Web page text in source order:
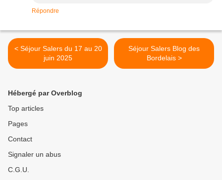
Répondre
< Séjour Salers du 17 au 20
juin 2025
Séjour Salers Blog des
Bordelais >
Hébergé par Overblog
Top articles
Pages
Contact
Signaler un abus
C.G.U.